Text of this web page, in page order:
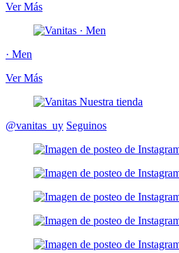
Ver Más
· Men
Ver Más
@vanitas_uy Seguinos